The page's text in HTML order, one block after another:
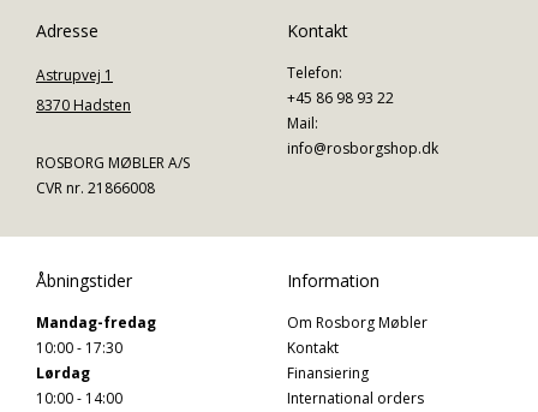
Adresse
Astrupvej 1
8370 Hadsten
ROSBORG MØBLER A/S
CVR nr. 21866008
Kontakt
Telefon:
+45 86 98 93 22
Mail:
info@rosborgshop.dk
Åbningstider
Mandag-fredag
10:00 - 17:30
Lørdag
10:00 - 14:00
Information
Om Rosborg Møbler
Kontakt
Finansiering
International orders